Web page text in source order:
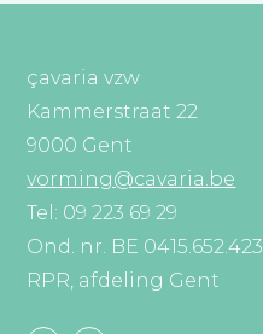
çavaria vzw
Kammerstraat 22
9000 Gent
vorming@cavaria.be
Tel: 09 223 69 29
Ond. nr. BE 0415.652.423
RPR, afdeling Gent